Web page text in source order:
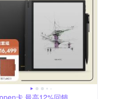
卡 最高12%回饋